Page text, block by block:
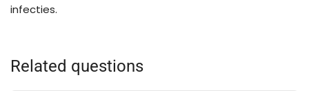
infecties.
Related questions